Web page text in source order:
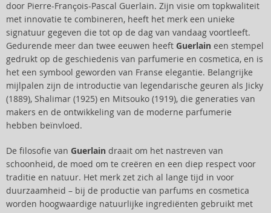
door Pierre-François-Pascal Guerlain. Zijn visie om topkwaliteit
met innovatie te combineren, heeft het merk een unieke
signatuur gegeven die tot op de dag van vandaag voortleeft.
Gedurende meer dan twee eeuwen heeft Guerlain een stempel
gedrukt op de geschiedenis van parfumerie en cosmetica, en is
het een symbool geworden van Franse elegantie. Belangrijke
mijlpalen zijn de introductie van legendarische geuren als Jicky
(1889), Shalimar (1925) en Mitsouko (1919), die generaties van
makers en de ontwikkeling van de moderne parfumerie
hebben beïnvloed.
De filosofie van Guerlain draait om het nastreven van
schoonheid, de moed om te creëren en een diep respect voor
traditie en natuur. Het merk zet zich al lange tijd in voor
duurzaamheid – bij de productie van parfums en cosmetica
worden hoogwaardige natuurlijke ingrediënten gebruikt met